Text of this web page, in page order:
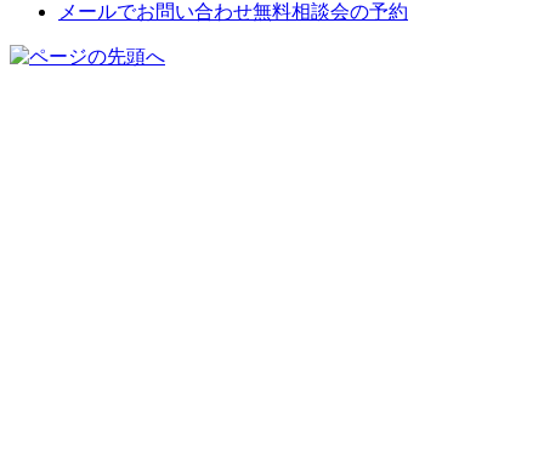
メールでお問い合わせ無料相談会の予約